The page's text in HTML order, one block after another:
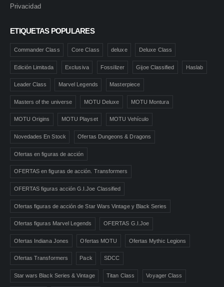
Privacidad
ETIQUETAS POPULARES
Commander Class Core Class deluxe Deluxe Class
Edición Limitada Exclusiva Fossilizer Gijoe Classified Haslab
Leader Class Marvel Legends Masterpiece
Masters of the universe MOTU Deluxe MOTU Montura
MOTU Origins MOTU Playset MOTU Vehículo
Novedades En Stock Ofertas Dungeons & Dragons
Ofertas en figuras de acción
OFERTAS en figuras de acción. Transformers
OFERTAS figuras acción G.I.Joe Classified
Ofertas figuras de acción de Star Wars Vintage y Black Series
Ofertas figuras Marvel Legends OFERTAS G.I.Joe
Ofertas Indiana Jones Ofertas MOTU Ofertas Mythic Legions
Ofertas Transformers Pack SDCC
Star wars Black Series & Vintage Titan Class Voyager Class